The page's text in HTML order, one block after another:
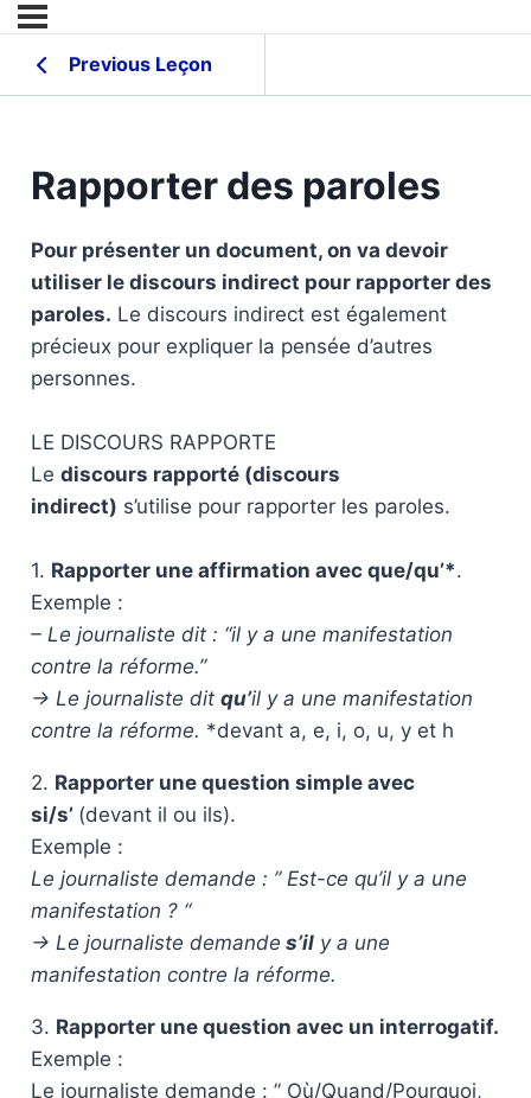
Previous Leçon
Rapporter des paroles
Pour présenter un document, on va devoir
utiliser le discours indirect pour rapporter des
paroles. Le discours indirect est également
précieux pour expliquer la pensée d’autres
personnes.
LE DISCOURS RAPPORTE
Le discours rapporté (discours
indirect) s’utilise pour rapporter les paroles.
1. Rapporter une affirmation avec que/qu’*.
Exemple :
– Le journaliste dit : “il y a une manifestation
contre la réforme.”
-> Le journaliste dit qu’il y a une manifestation
contre la réforme. *devant a, e, i, o, u, y et h
2. Rapporter une question simple avec
si/s’ (devant il ou ils).
Exemple :
Le journaliste demande : ” Est-ce qu’il y a une
manifestation ? “
-> Le journaliste demande s’ily a une
manifestation contre la réforme.
3. Rapporter une question avec un interrogatif.
Exemple :
Le journaliste demande : ” Où/Quand/Pourquoi,